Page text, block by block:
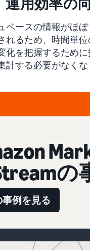
運用効率の
ベースの情報がほ
れるため、時間単
化を把握するため
計する必要がなくな
の
例を見る